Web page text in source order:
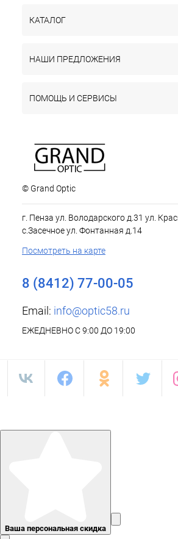
КАТАЛОГ
НАШИ ПРЕДЛОЖЕНИЯ
ПОМОЩЬ И СЕРВИСЫ
© Grand Optic
г. Пенза ул. Володарского д.31 ул.
с.Засечное ул. Фонтанная д.14
Посмотреть на карте
8 (8412) 77-00-05
Email: info@optic58.ru
ЕЖЕДНЕВНО С 9:00 ДО 19:00
Ваша персональная скидка